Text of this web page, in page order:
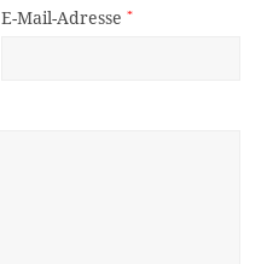
E-Mail-Adresse*